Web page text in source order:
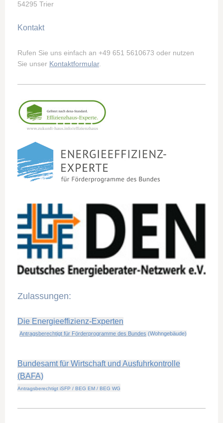
54295 Trier
Kontakt
Rufen Sie uns einfach an +49 651 5610673 oder nutzen
Sie unser Kontaktformular.
Zulassungen:
Die Energieeffizienz-Experten
Antragsberechtigt für Förderprogramme des Bundes (Wohngebäude)
Bundesamt für Wirtschaft und Ausfuhrkontrolle
(BAFA)
Antragsberechtigt iSFP / BEG EM / BEG WG